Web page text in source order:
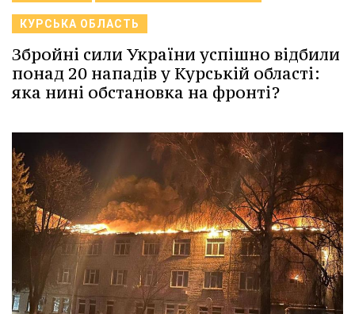
КУРСЬКА ОБЛАСТЬ
Збройні сили України успішно відбили
понад 20 нападів у Курській області:
яка нині обстановка на фронті?